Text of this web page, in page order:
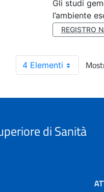
Gli studi
l’ambiente
REGISTRO
4 Elementi
di Sanità